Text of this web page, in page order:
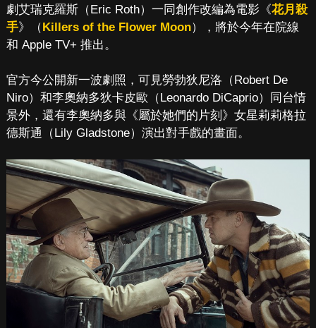
劇艾瑞克羅斯（Eric Roth）一同創作改編為電影《花月殺
手》（ Killers of the Flower Moon），將於今年在院線
和 Apple TV+ 推出。
官方今公開新一波劇照，可見勞勃狄尼洛（Robert De
Niro）和李奧納多狄卡皮歐（Leonardo DiCaprio）同台情
景外，還有李奧納多與《屬於她們的片刻》女星莉莉格拉
德斯通（Lily Gladstone）演出對手戲的畫面。